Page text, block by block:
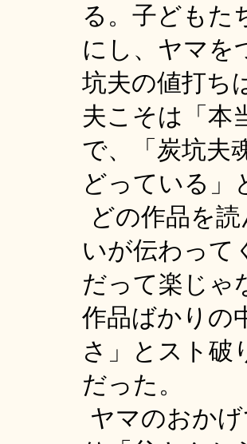
る。子どもた
にし、ヤマを
坑夫の値打ち
夫こそは「本
で、「炭坑夫
どっている」
どの作品を
いが伝わって
だって楽じゃ
作品ばかりの
さ」とスト破
だった。
ヤマのおか